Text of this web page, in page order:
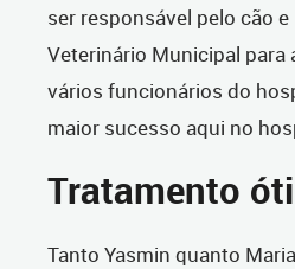
ser responsável pelo cão
Veterinário Municipal para
vários funcionários do
maior sucesso aqui no
Tratamento
Tanto Yasmin quanto